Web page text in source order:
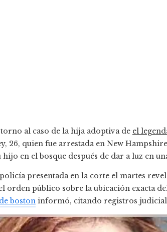
al caso de la hija adoptiva de el
26, quien fue arrestada en New
hijo en el bosque después de dar a luz en
presentada en la corte el martes
orden público sobre la ubicación exacta
boston informó, citando registros